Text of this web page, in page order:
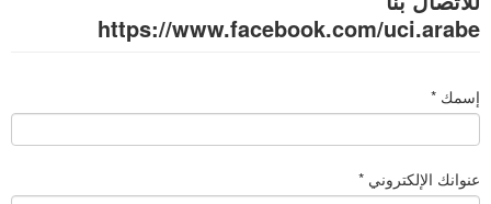
بحث
https://www.facebook.com/uci.arabe
إسمك *
عنوانك الإلكتروني *